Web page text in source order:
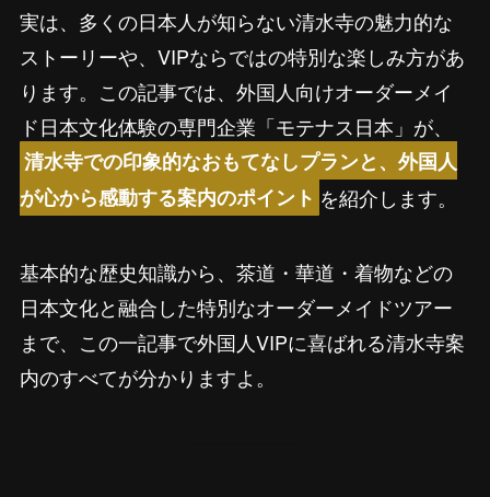
実は、多くの日本人が知らない清水寺の魅力的な
ストーリーや、VIPならではの特別な楽しみ方があ
ります。この記事では、外国人向けオーダーメイ
ド日本文化体験の専門企業「モテナス日本」が、
清水寺での印象的なおもてなしプランと、外国人
が心から感動する案内のポイント を紹介します。
基本的な歴史知識から、茶道・華道・着物などの
日本文化と融合した特別なオーダーメイドツアー
まで、この一記事で外国人VIPに喜ばれる清水寺案
内のすべてが分かりますよ。